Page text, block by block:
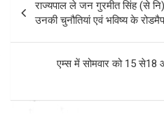
navigation
राज्यपाल ले जन गुरमीत सिंह (से
उनकी चुनौतियां एवं भविष्य के
एम्स में सोमवार को 15 से18